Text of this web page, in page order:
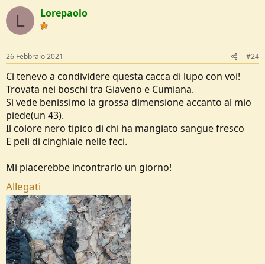
L Lorepaolo
26 Febbraio 2021 #24
Ci tenevo a condividere questa cacca di lupo con voi!
Trovata nei boschi tra Giaveno e Cumiana.
Si vede benissimo la grossa dimensione accanto al mio
piede(un 43).
Il colore nero tipico di chi ha mangiato sangue fresco
E peli di cinghiale nelle feci.
Mi piacerebbe incontrarlo un giorno!
Allegati